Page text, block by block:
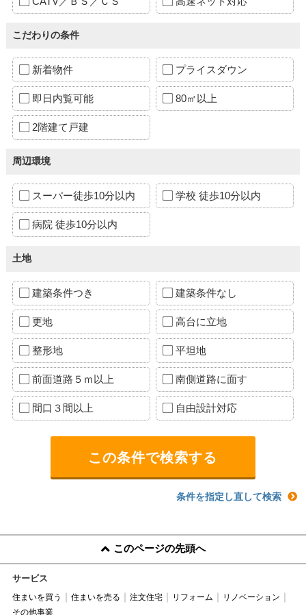
こだわりの条件
新着物件 プライスダウン
即日内覧可能 80㎡以上
2階建て戸建
周辺環境
スーパー徒歩10分以内 学校 徒歩10分以内
病院 徒歩10分以内
土地
建築条件つき 建築条件なし
更地 高台に立地
整形地 平坦地
前面道路５ｍ以上 南側道路に面す
間口３間以上 自由設計対応
条件を指定し直して検索
このページの先頭へ
サービス
住まいを買う 住まいを売る 注文住宅 リフォーム
リノベーション
その他事業